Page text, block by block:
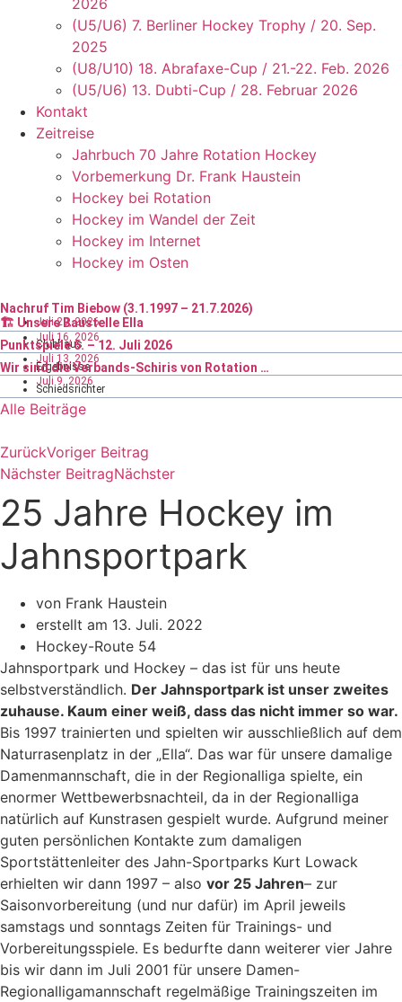
2026
(U5/U6) 7. Berliner Hockey Trophy / 20. Sep.
2025
(U8/U10) 18. Abrafaxe-Cup / 21.-22. Feb. 2026
(U5/U6) 13. Dubti-Cup / 28. Februar 2026
Kontakt
Zeitreise
Jahrbuch 70 Jahre Rotation Hockey
Vorbemerkung Dr. Frank Haustein
Hockey bei Rotation
Hockey im Wandel der Zeit
Hockey im Internet
Hockey im Osten
Juli 29, 2026
Nachruf Tim Biebow (3.1.1997 – 21.7.2026)
Juli 16, 2026
🏗️ Unsere Baustelle Ella
Clubhaus
Juli 13, 2026
Punktspiele 6. – 12. Juli 2026
Ergebnisse
Juli 9, 2026
Wir sind die Verbands-Schiris von Rotation …
Schiedsrichter
Alle Beiträge
ZurückVoriger Beitrag
Nächster BeitragNächster
25 Jahre Hockey im
Jahnsportpark
von Frank Haustein
erstellt am 13. Juli. 2022
Hockey-Route 54
Jahnsportpark und Hockey – das ist für uns heute
selbstverständlich. Der Jahnsportpark ist unser zweites
zuhause. Kaum einer weiß, dass das nicht immer so war.
Bis 1997 trainierten und spielten wir ausschließlich auf dem
Naturrasenplatz in der „Ella“. Das war für unsere damalige
Damenmannschaft, die in der Regionalliga spielte, ein
enormer Wettbewerbsnachteil, da in der Regionalliga
natürlich auf Kunstrasen gespielt wurde. Aufgrund meiner
guten persönlichen Kontakte zum damaligen
Sportstättenleiter des Jahn-Sportparks Kurt Lowack
erhielten wir dann 1997 – also vor 25 Jahren– zur
Saisonvorbereitung (und nur dafür) im April jeweils
samstags und sonntags Zeiten für Trainings- und
Vorbereitungsspiele. Es bedurfte dann weiterer vier Jahre
bis wir dann im Juli 2001 für unsere Damen-
Regionalligamannschaft regelmäßige Trainingszeiten im